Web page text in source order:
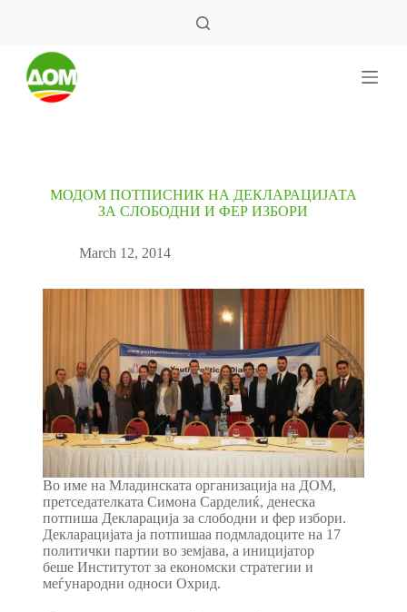
МОДОМ ПОТПИСНИК НА ДЕКЛАРАЦИЈАТА
ЗА СЛОБОДНИ И ФЕР ИЗБОРИ
March 12, 2014
Во име на Младинската организација на ДОМ,
претседателката Симона Сарделиќ, денеска
потпиша Декларација за слободни и фер избори.
Декларацијата ја потпишаа подмладоците на 17
политички партии во земјава, а иницијатор
беше Институтот за економски стратегии и
меѓународни односи Охрид.